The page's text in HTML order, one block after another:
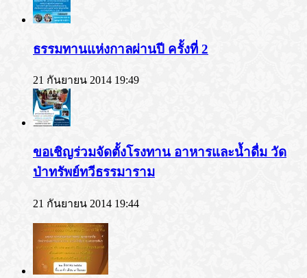
ธรรมทานแห่งกาลผ่านปี ครั้งที่ 2
21 กันยายน 2014 19:49
ขอเชิญร่วมจัดตั้งโรงทาน อาหารและน้ำดื่ม วัด
ป่าทรัพย์ทวีธรรมาราม
21 กันยายน 2014 19:44